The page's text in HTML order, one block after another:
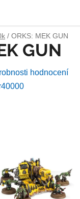
/ ORKS: MEK GUN
GUN
hodnocení